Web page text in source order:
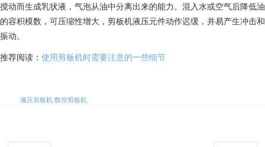
搅动而生成乳状液，气泡从油中分离出来的能力。混入水或空气后降低油
的容积模数，可压缩性增大，剪板机液压元件动作迟缓，并易产生冲击和
振动。
推荐阅读： 使用剪板机时需要注意的一些细节
液压剪板机 数控剪板机